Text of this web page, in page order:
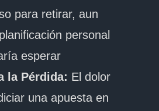
para retirar, aun
personal
esperar
la Pérdida: El dolor
una apuesta en